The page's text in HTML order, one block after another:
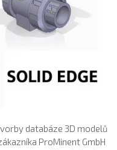
databáze 3D modelů
ProMinent GmbH